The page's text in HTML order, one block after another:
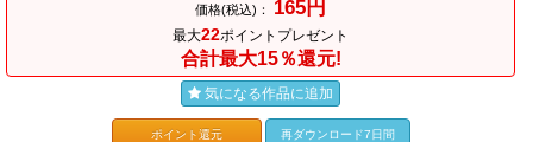
価格(税込)： 165円
最大22ポイントプレゼント
合計最大15％還元!
気になる作品に追加
ポイント還元 再ダウンロード7日間